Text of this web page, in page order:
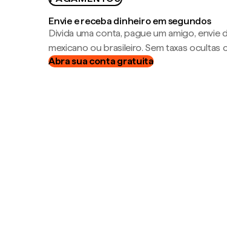
Envie e receba dinheiro em segundos
Divida uma conta, pague um amigo, envie
mexicano ou brasileiro. Sem taxas ocultas
Abra sua conta gratuita